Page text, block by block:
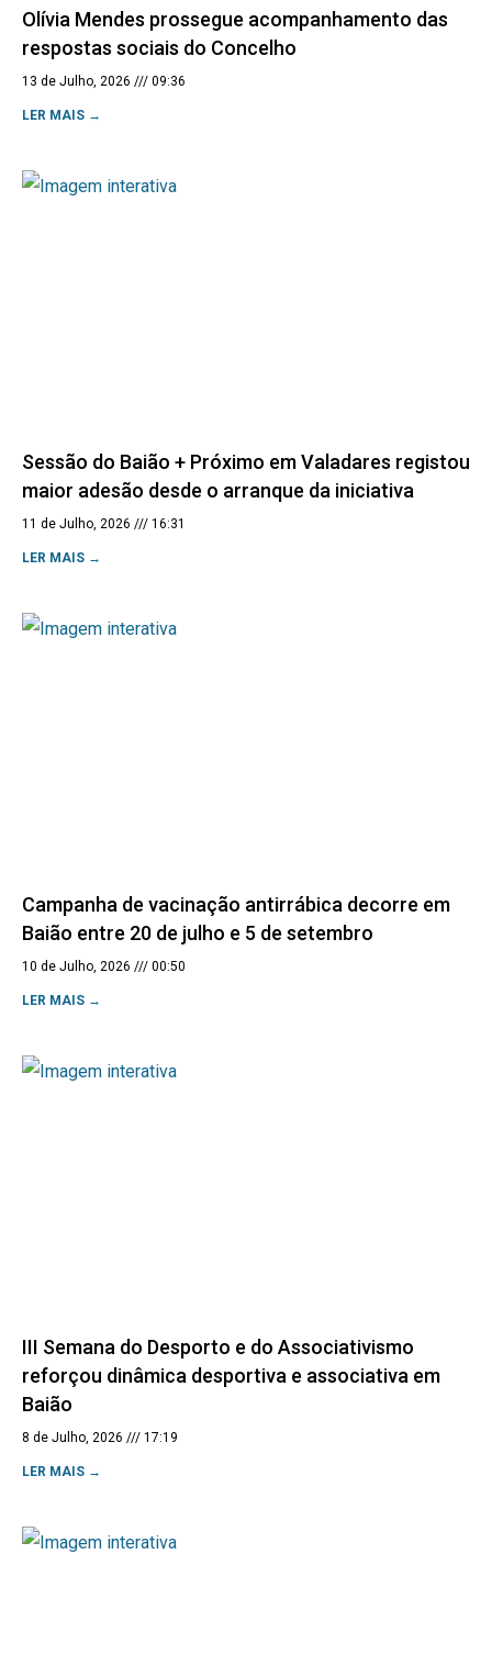
Olívia Mendes prossegue acompanhamento das
respostas sociais do Concelho
13 de Julho, 2026 09:36
LER MAIS →
Sessão do Baião + Próximo em Valadares registou
maior adesão desde o arranque da iniciativa
11 de Julho, 2026 16:31
LER MAIS →
Campanha de vacinação antirrábica decorre em
Baião entre 20 de julho e 5 de setembro
10 de Julho, 2026 00:50
LER MAIS →
III Semana do Desporto e do Associativismo
reforçou dinâmica desportiva e associativa em
Baião
8 de Julho, 2026 17:19
LER MAIS →